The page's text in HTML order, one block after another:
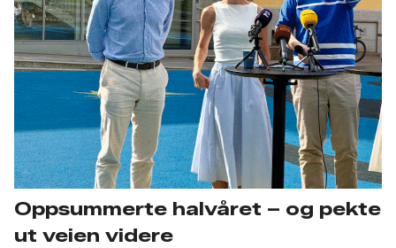
Oppsummerte halvåret – og pekte
ut veien videre